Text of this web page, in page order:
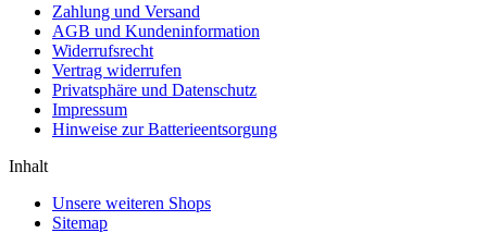
Zahlung und Versand
AGB und Kundeninformation
Widerrufsrecht
Vertrag widerrufen
Privatsphäre und Datenschutz
Impressum
Hinweise zur Batterieentsorgung
Inhalt
Unsere weiteren Shops
Sitemap